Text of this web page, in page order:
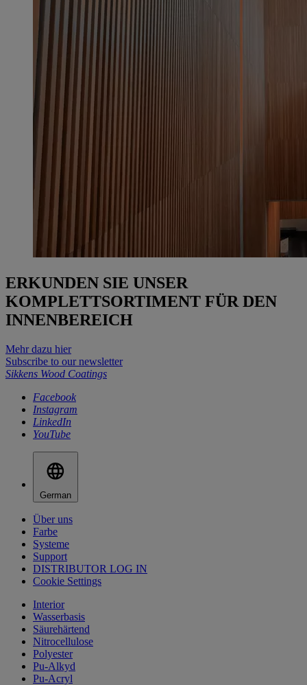
ERKUNDEN SIE UNSER
KOMPLETTSORTIMENT FÜR DEN
INNENBEREICH
Mehr dazu hier
Subscribe to our newsletter
Sikkens Wood Coatings
Facebook
Instagram
LinkedIn
YouTube
German
Über uns
Farbe
Systeme
Support
DISTRIBUTOR LOG IN
Cookie Settings
Interior
Wasserbasis
Säurehärtend
Nitrocellulose
Polyester
Pu-Alkyd
Pu-Acryl